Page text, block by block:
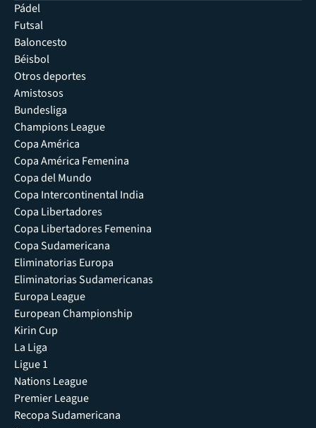
Pádel
Futsal
Baloncesto
Béisbol
Otros deportes
Amistosos
Bundesliga
Champions League
Copa América
Copa América Femenina
Copa del Mundo
Copa Intercontinental India
Copa Libertadores
Copa Libertadores Femenina
Copa Sudamericana
Eliminatorias Europa
Eliminatorias Sudamericanas
Europa League
European Championship
Kirin Cup
La Liga
Ligue 1
Nations League
Premier League
Recopa Sudamericana